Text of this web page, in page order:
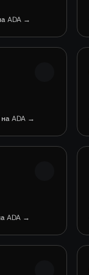
ADA →
ADA →
ADA →